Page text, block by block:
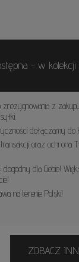
- w
z
dołączamy do
oraz ochrona
dogodny dla Ciebie!
na terenie Polski!
ZOBACZ